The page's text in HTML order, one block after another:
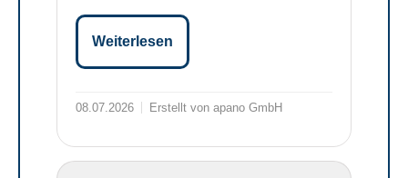
Weiterlesen
08.07.2026 Erstellt von apano GmbH